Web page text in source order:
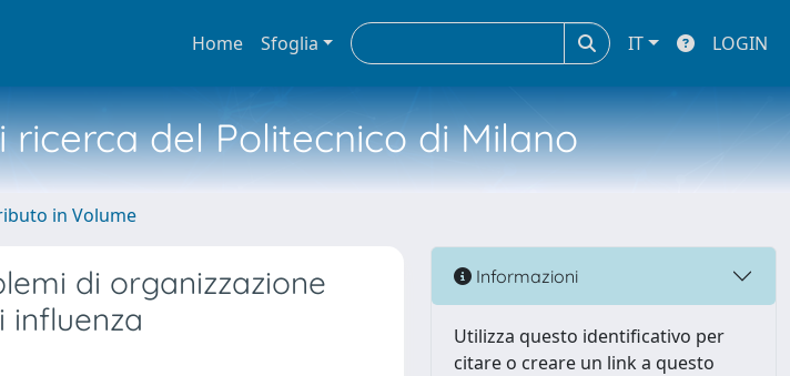
Home Sfoglia IT LOGIN
del Politecnico di Milano
in Volume
di organizzazione
influenza
Informazioni
Utilizza questo identificativo per
citare o creare un link a questo